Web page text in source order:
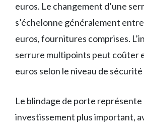
euros. Le changement d’une
s’échelonne généralement
euros, fournitures comprises.
serrure multipoints peut coûter
euros selon le niveau de sécurité
Le blindage de porte représente
investissement plus important,